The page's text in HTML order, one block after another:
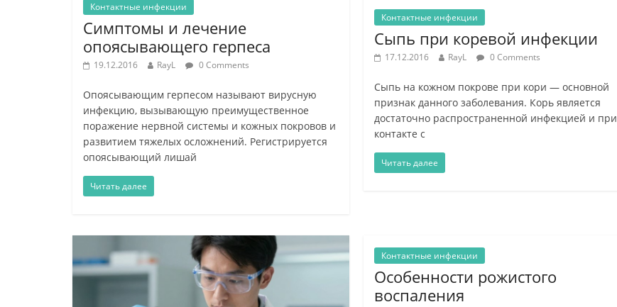
Контактные инфекции
Симптомы и лечение
опоясывающего герпеса
19.12.2016 RayL 0 Comments
Опоясывающим герпесом называют вирусную
инфекцию, вызывающую преимущественное
поражение нервной системы и кожных покровов и
развитием тяжелых осложнений. Регистрируется
опоясывающий лишай
Читать далее
Контактные инфекции
Сыпь при коревой инфекции
17.12.2016 RayL 0 Comments
Сыпь на кожном покрове при кори — основной
признак данного заболевания. Корь является
достаточно распространенной инфекцией и при
контакте с
Читать далее
Контактные инфекции
Особенности рожистого
воспаления